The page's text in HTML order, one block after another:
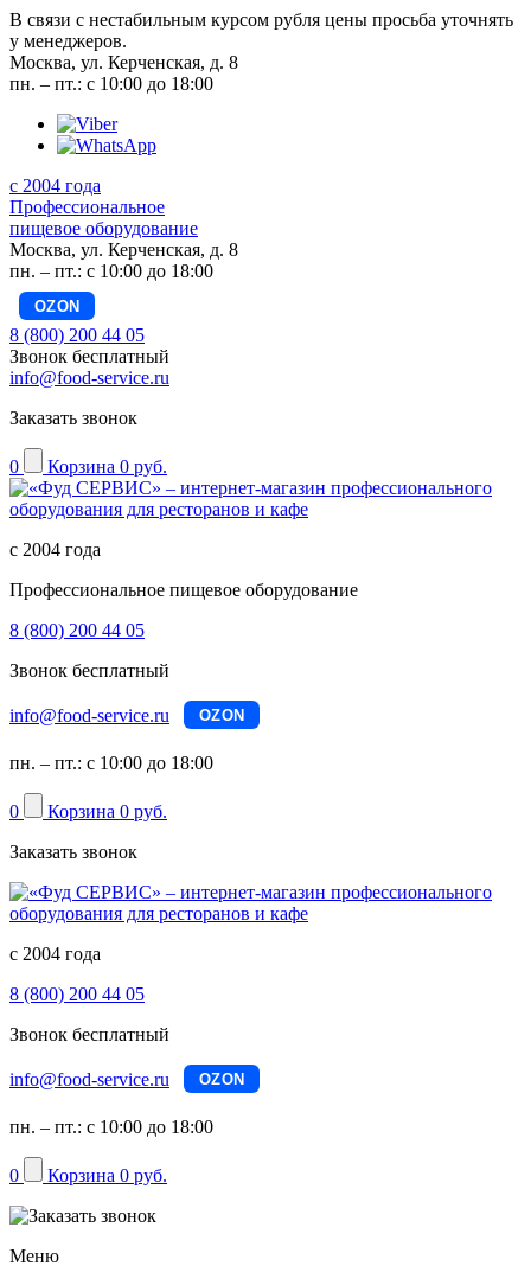
В связи с нестабильным курсом рубля цены просьба уточнять
у менеджеров.
Москва, ул. Керченская, д. 8
пн. – пт.: с 10:00 до 18:00
с 2004 года
Профессиональное
пищевое оборудование
Москва, ул. Керченская, д. 8
пн. – пт.: с 10:00 до 18:00
OZON
8 (800) 200 44 05
Звонок бесплатный
info@food-service.ru
Заказать звонок
0 Корзина 0 руб.
с 2004 года
Профессиональное пищевое оборудование
8 (800) 200 44 05
Звонок бесплатный
info@food-service.ru OZON
пн. – пт.: с 10:00 до 18:00
0 Корзина 0 руб.
Заказать звонок
с 2004 года
8 (800) 200 44 05
Звонок бесплатный
info@food-service.ru OZON
пн. – пт.: с 10:00 до 18:00
0 Корзина 0 руб.
Меню